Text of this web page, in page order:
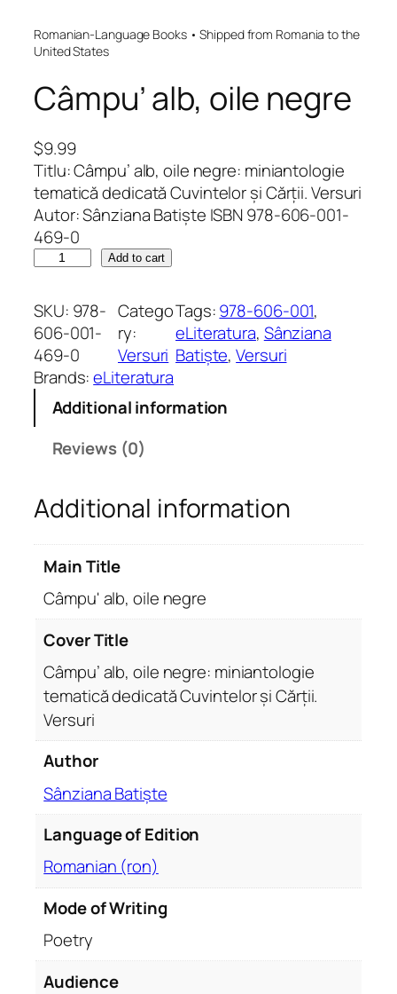
Romanian-Language Books • Shipped from Romania to the
United States
Câmpu’ alb, oile negre
$9.99
Titlu: Câmpu’ alb, oile negre: miniantologie
tematică dedicată Cuvintelor și Cărții. Versuri
Autor: Sânziana Batiște ISBN 978-606-001-
469-0
m
p
u
'
a
l
e
g
n
t
Add to cart
SKU: 978-
606-001-
469-0
Catego
ry:
Versuri
Tags:978-606-001
eLiteratura, Sânziana
Batiște, Versuri
Brands:eLiteratura
Additional information
Reviews (0)
Additional information
Main Title
Câmpu' alb, oile negre
Cover Title
Câmpu’ alb, oile negre: miniantologie
tematică dedicată Cuvintelor și Cărții.
Versuri
Author
Sânziana Batiște
Language of Edition
Romanian (ron)
Mode of Writing
Poetry
Audience